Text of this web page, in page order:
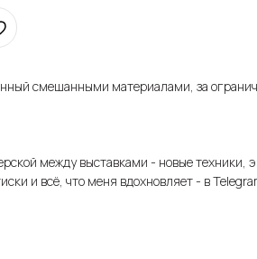
смешанными материалами, за
между выставками - новые техники,
и всё, что меня вдохновляет - в